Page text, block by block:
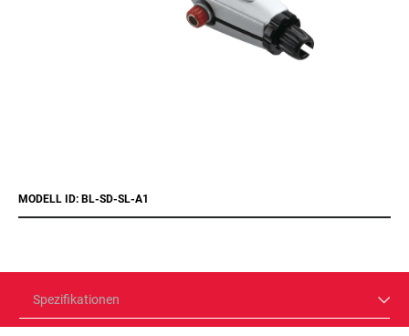
MODELL ID: BL-SD-SL-A1
Spezifikationen